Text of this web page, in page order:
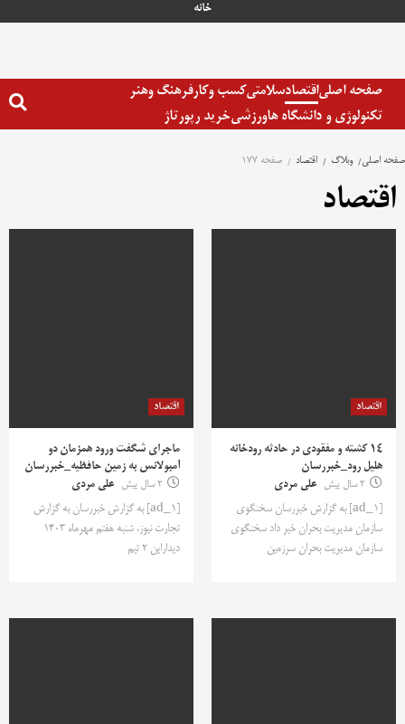
خانه
صفحه اصلیاقتصادسلامتیکسب وکارفرهنگ وهنر
تکنولوژی و دانشگاه هاورزشیخرید رپورتاژ
صفحه اصلی وبلاگ اقتصاد صفحه 177
اقتصاد
اقتصاد
14 کشته و مفقودی در حادثه رودخانه
هلیل رود_خبررسان
2 سال پیش
علی مردی
[ad_1] به گزارش خبررسان سخنگوی
سازمان مدیریت بحران خبر داد سخنگوی
سازمان مدیریت بحران سرزمین
اقتصاد
ماجرای شگفت ورود همزمان دو
آمبولانس به زمین حافظیه_خبررسان
2 سال پیش
علی مردی
[ad_1] به گزارش خبررسان به گزارش
تجارت نیوز، شنبه هفتم مهرماه ۱۴۰۳
دیداراین ۲ تیم